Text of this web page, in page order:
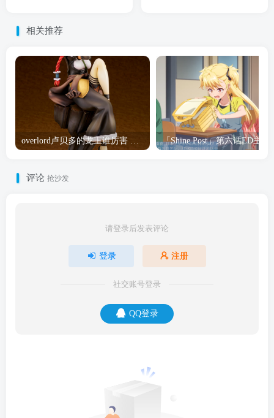
相关推荐
overlord卢贝多的龙王谁厉害 「Overlord」露普斯蕾琪娜·贝塔手办开订
评论 抢沙发
请登录后发表评论
登录 注册
社交账号登录
QQ登录